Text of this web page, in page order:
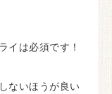
イは必須です！
ないほうが良い